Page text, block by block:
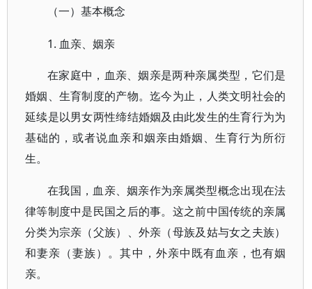
（一）基本概念
1. 血亲、姻亲
在家庭中，血亲、姻亲是两种亲属类型，它们是
婚姻、生育制度的产物。迄今为止，人类文明社会的
延续是以男女两性缔结婚姻及由此发生的生育行为为
基础的，或者说血亲和姻亲由婚姻、生育行为所衍
生。
在我国，血亲、姻亲作为亲属类型概念出现在法
律等制度中是民国之后的事。这之前中国传统的亲属
分类为宗亲（父族）、外亲（母族及姑与女之夫族）
和妻亲（妻族）。其中，外亲中既有血亲，也有姻
亲。